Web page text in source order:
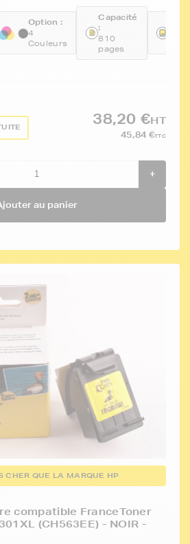
Option :
4
Couleurs
Capacité
:
810
pages
38,20 €HT
45,84 €TTC
+
au panier
CHER QUE LA MARQUE HP
compatible FranceToner
(CH563EE) - NOIR -